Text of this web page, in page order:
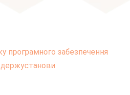
програмного забезпечення